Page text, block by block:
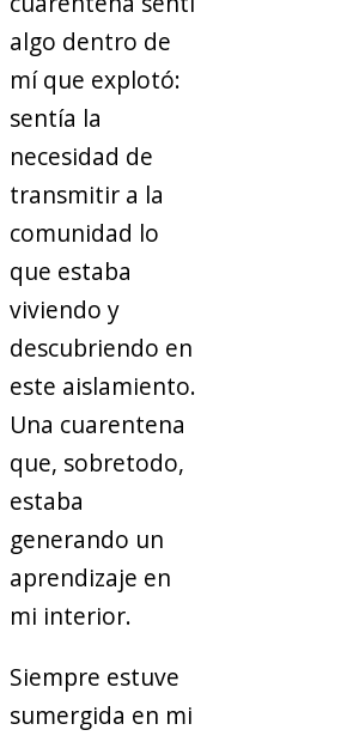
algo dentro de
mí que explotó:
sentía la
necesidad de
transmitir a la
comunidad lo
que estaba
viviendo y
descubriendo en
este aislamiento.
Una cuarentena
que, sobretodo,
estaba
generando un
aprendizaje en
mi interior.
Siempre estuve
sumergida en mi